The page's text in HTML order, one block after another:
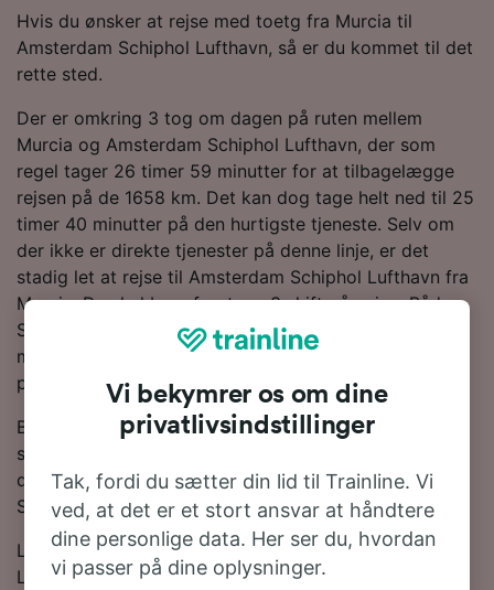
Hvis du ønsker at rejse med toetg fra Murcia til
Amsterdam Schiphol Lufthavn, så er du kommet til det
rette sted.
Der er omkring 3 tog om dagen på ruten mellem
Murcia og Amsterdam Schiphol Lufthavn, der som
regel tager 26 timer 59 minutter for at tilbagelægge
rejsen på de 1658 km. Det kan dog tage helt ned til 25
timer 40 minutter på den hurtigste tjeneste. Selv om
der ikke er direkte tjenester på denne linje, er det
stadig let at rejse til Amsterdam Schiphol Lufthavn fra
Murcia. Du skal bare foretage 3 skift på vejen. Både
SNCF- og Renfe-tog kører på denne rute. De tilbyder
moderne og komfortable tjenester med masser af
plads til bagage som standard.
Brug vores Rejseplanlægger øverst på siden for at
søge efter billige billetter. Vi vil vise dig, hvor meget
du kan spare på togbilletter fra Murcia til Amsterdam
Schiphol Lufthavn, hvis du bestiller i forvejen.
Leder du efter togbilletter til Amsterdam Schiphol
Lufthavn? Du behøver ikke at vente - lav en søgning
Vi bekymrer os om dine
privatlivsindstillinger
Tak, fordi du sætter din lid til Trainline. Vi
ved, at det er et stort ansvar at håndtere
dine personlige data. Her ser du, hvordan
vi passer på dine oplysninger.